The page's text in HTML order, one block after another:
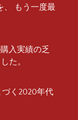
、 もう一度最
入実績の乏
た。
く2020年代